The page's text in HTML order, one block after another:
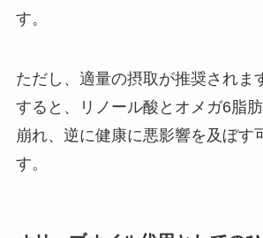
す。
ただし、適量の摂取が推奨されま
すると、リノール酸とオメガ6脂
崩れ、逆に健康に悪影響を及ぼす
す。